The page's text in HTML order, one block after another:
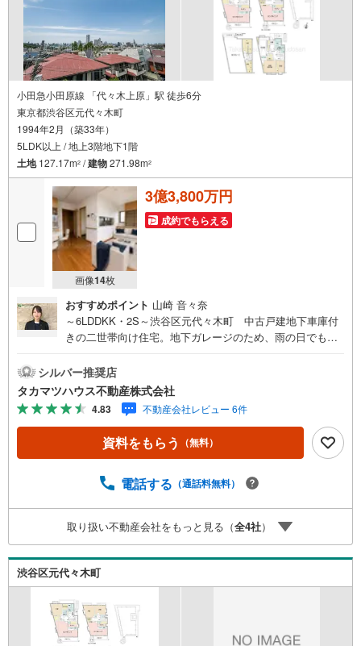
小田急小田原線 「代々木上原」駅 徒歩6分
東京都渋谷区元代々木町
1994年2月（築33年）
5LDK以上 / 地上3階地下1階
土地127.17m2 /建物271.98m2
画像14枚
3億3,800万円
成約でもらえる
おすすめポイント 山崎 音々奈
～6LDDKK・2S～渋谷区元代々木町 中古戸建地下車庫付
きの二世帯向け住宅。地下ガレージのため、雨の日でも天
3階にリビングダイニングがあるため、二世帯住宅・または
ゲスト用スぺ-スとしても利用できる仕様に。
シルバー推奨店
タカマツハウス不動産株式会社
4.83 不動産会社レビュー 6件
資料をもらう （無料）
電話する （通話料無料）
取り扱い不動産会社をもっと見る（全4社）
渋谷区元代々木町